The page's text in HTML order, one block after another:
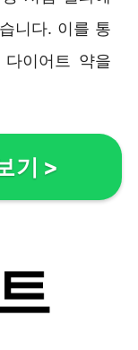
니다. 이를 통
이어트 약을
기 >